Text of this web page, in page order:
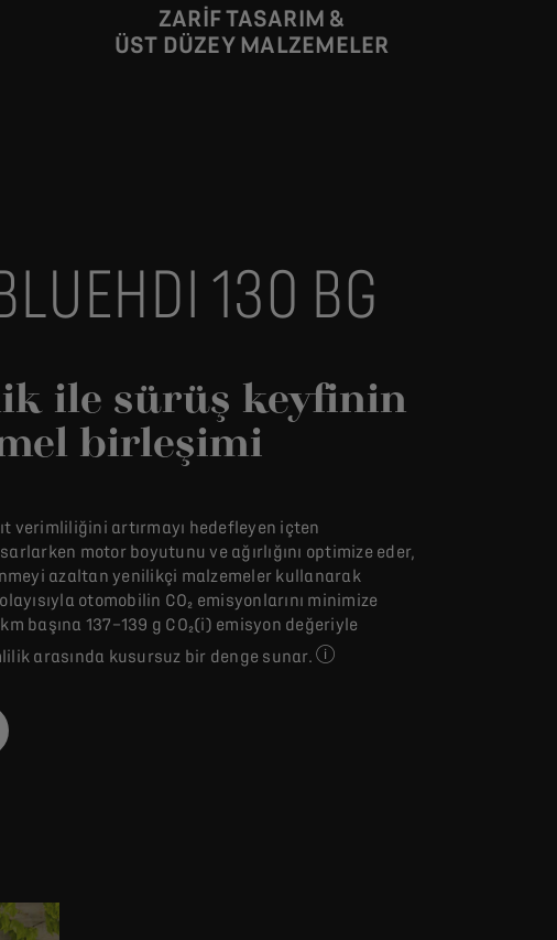
ZARİF TASARIM &
ÜST DÜZEY MALZEMELER
130 BG
ile sürüş keyfinin
birleşimi
verimliliğini artırmayı hedefleyen içten
motor boyutunu ve ağırlığını optimize eder,
azaltan yenilikçi malzemeler kullanarak
otomobilin CO₂ emisyonlarını minimize
başına 137–139 g CO₂(i) emisyon değeriyle
arasında kusursuz bir denge sunar.